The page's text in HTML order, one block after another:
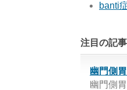
banti
注目の記事
幽門側
幽門側